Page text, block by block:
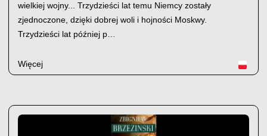
wielkiej wojny... Trzydzieści lat temu Niemcy zostały
zjednoczone, dzięki dobrej woli i hojności Moskwy.
Trzydzieści lat później p…
Więcej